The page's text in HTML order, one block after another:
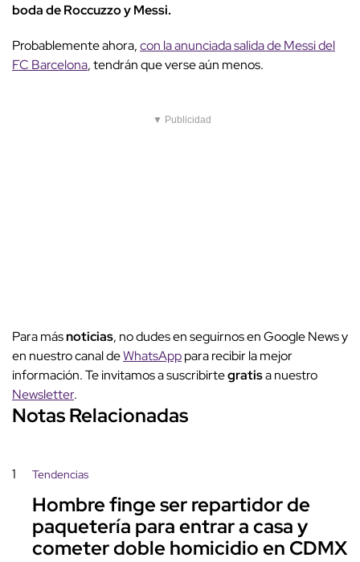
boda de Roccuzzo y Messi.
Probablemente ahora,con la anunciada salida de Messi del
FC Barcelona, tendrán que verse aún menos.
▼ Publicidad
Para másnoticias, no dudes en seguirnos en Google News y
en nuestro canal deWhatsApppara recibir la mejor
información. Te invitamos a suscribirtegratisa nuestro
Newsletter.
Notas Relacionadas
1 Tendencias
Hombre finge ser repartidor de
paquetería para entrar a casa y
cometer doble homicidio en CDMX